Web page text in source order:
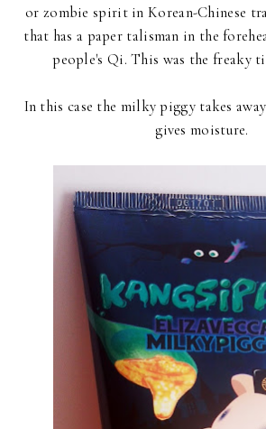
or zombie spirit in Korean-Chinese
that has a paper talisman in the
people's Qi. This was the freaky
In this case the milky piggy takes
gives moisture.